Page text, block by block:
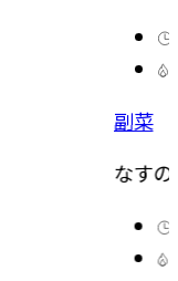
15分
なすのお
10分